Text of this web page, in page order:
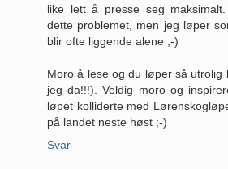
like lett å presse seg
dette problemet, men jeg løper
blir ofte liggende alene ;-)
Moro å lese og du løper så utrolig
jeg da!!!). Veldig moro og
løpet kolliderte med
på landet neste høst ;-)
Svar